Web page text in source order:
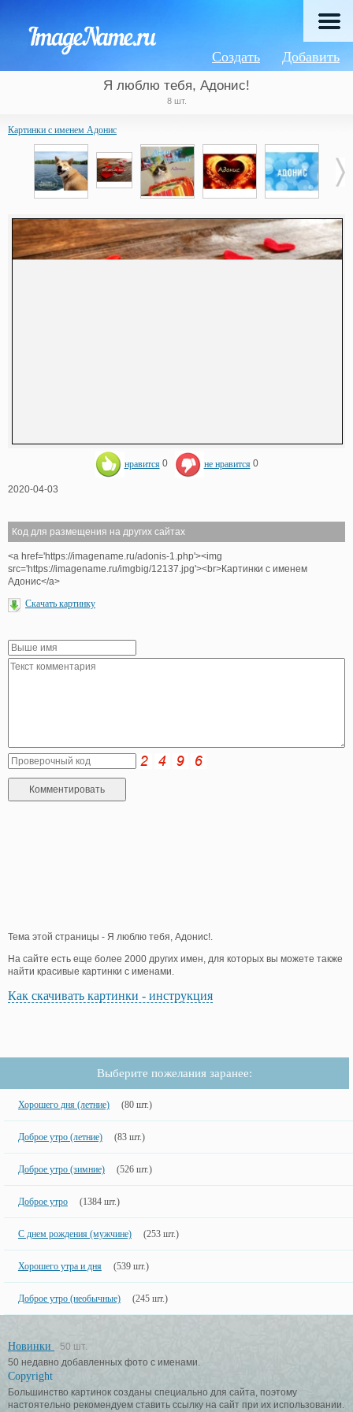
Добавить
Создать
Я люблю тебя, Адонис!
8 шт.
Картинки с именем Адонис
нравится 0 не нравится 0
2020-04-03
Код для размещения на других сайтах
<a href='https://imagename.ru/adonis-1.php'><img
src='https://imagename.ru/imgbig/12137.jpg'><br>Картинки с именем
Адонис</a>
Скачать картинку
Тема этой страницы - Я люблю тебя, Адонис!.
На сайте есть еще более 2000 других имен, для которых вы можете также
найти красивые картинки с именами.
Как скачивать картинки - инструкция
Выберите пожелания заранее:
Хорошего дня (летние) (80 шт.)
Доброе утро (летние) (83 шт.)
Доброе утро (зимние) (526 шт.)
Доброе утро (1384 шт.)
С днем рождения (мужчине) (253 шт.)
Хорошего утра и дня (539 шт.)
Доброе утро (необычные) (245 шт.)
Новинки
50 шт.
50 недавно добавленных фото с именами.
Copyright
Большинство картинок созданы специально для сайта, поэтому
настоятельно рекомендуем ставить ссылку на сайт при их использовании.